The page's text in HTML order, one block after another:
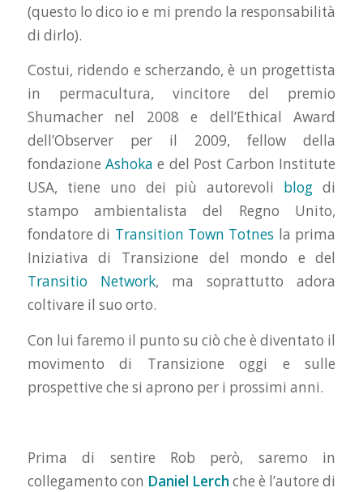
(questo lo dico io e mi prendo la responsabilità
di dirlo).
Costui, ridendo e scherzando, è un progettista
in permacultura, vincitore del premio
Shumacher nel 2008 e dell’Ethical Award
dell’Observer per il 2009, fellow della
fondazione Ashoka e del Post Carbon Institute
USA, tiene uno dei più autorevoli blog di
stampo ambientalista del Regno Unito,
fondatore di Transition Town Totnes la prima
Iniziativa di Transizione del mondo e del
Transitio Network, ma soprattutto adora
coltivare il suo orto.
Con lui faremo il punto su ciò che è diventato il
movimento di Transizione oggi e sulle
prospettive che si aprono per i prossimi anni.
Prima di sentire Rob però, saremo in
collegamento con Daniel Lerchche è l’autore di